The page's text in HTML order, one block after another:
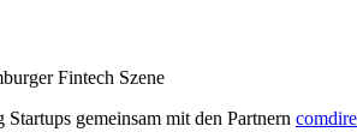
Fintech Szene
gemeinsam mit den Partnern